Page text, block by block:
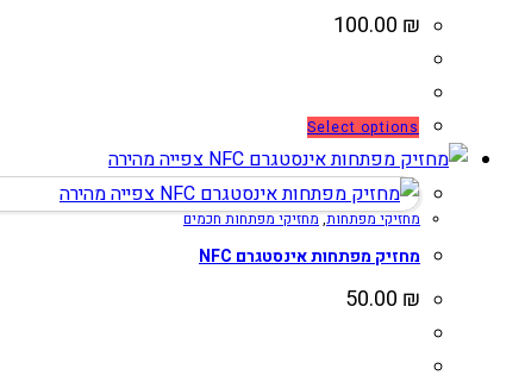
בעמוד
המוצר
100.00 ₪
Select options
זה
יש
מספר
סוגים.
צפייה מהירה
צפייה מהירה
מחזיקי מפתחות,מחזיקי מפתחות חכמים
מחזיק מפתחות אינסטגרם NFC
50.00 ₪